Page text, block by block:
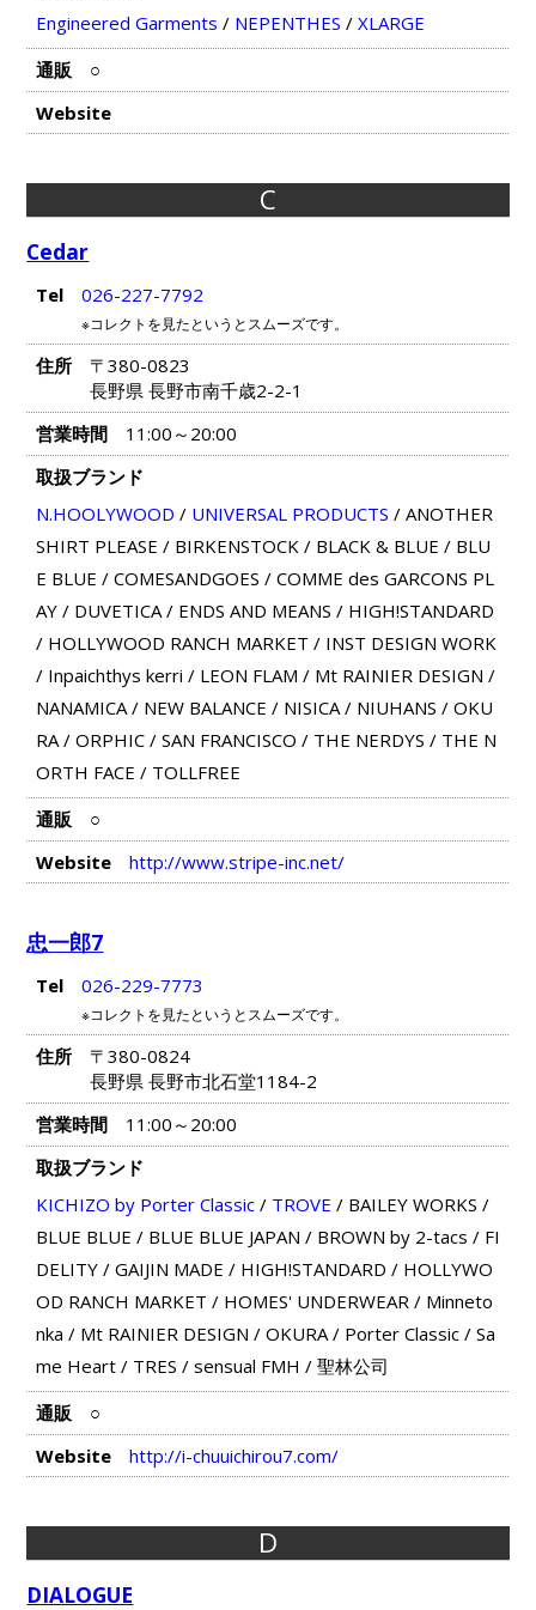
Engineered Garments / NEPENTHES / XLARGE
通販
○
Website
C
Cedar
Tel 026-227-7792
※コレクトを見たというとスムーズです。
住所
〒380-0823
長野県 長野市南千歳2-2-1
営業時間
11:00～20:00
取扱ブランド
N.HOOLYWOOD / UNIVERSAL PRODUCTS / ANOTHER
SHIRT PLEASE / BIRKENSTOCK/ BLACK & BLUE / BLU
E BLUE / COMESANDGOES / COMME des GARCONS PL
AY/ DUVETICA/ ENDS AND MEANS / HIGH!STANDARD
/ HOLLYWOOD RANCH MARKET / INST DESIGN WORK
/ Inpaichthys kerri / LEON FLAM / Mt RAINIER DESIGN /
NANAMICA/ NEW BALANCE / NISICA/ NIUHANS / OKU
RA/ ORPHIC/ SAN FRANCISCO / THE NERDYS / THE N
ORTH FACE / TOLLFREE
通販
○
Website
http://www.stripe-inc.net/
忠一郎7
Tel 026-229-7773
※コレクトを見たというとスムーズです。
住所
〒380-0824
長野県 長野市北石堂1184-2
営業時間
11:00～20:00
取扱ブランド
KICHIZO by Porter Classic/ TROVE / BAILEY WORKS /
BLUE BLUE / BLUE BLUE JAPAN / BROWN by 2-tacs / FI
DELITY/ GAIJIN MADE / HIGH!STANDARD / HOLLYWO
OD RANCH MARKET / HOMES' UNDERWEAR/ Minneto
nka / Mt RAINIER DESIGN / OKURA/ Porter Classic/ Sa
me Heart/ TRES / sensual FMH / 聖林公司
通販
○
Website
http://i-chuuichirou7.com/
D
DIALOGUE